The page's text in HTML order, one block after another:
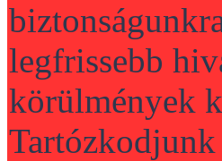
legfrissebb
körülmények
Tartózkodjunk